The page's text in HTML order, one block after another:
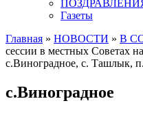
Газеты
Главная » НОВОСТИ » В
сессии в местных Советах
с.Виноградное, с. Ташлык,
с.Виноградное